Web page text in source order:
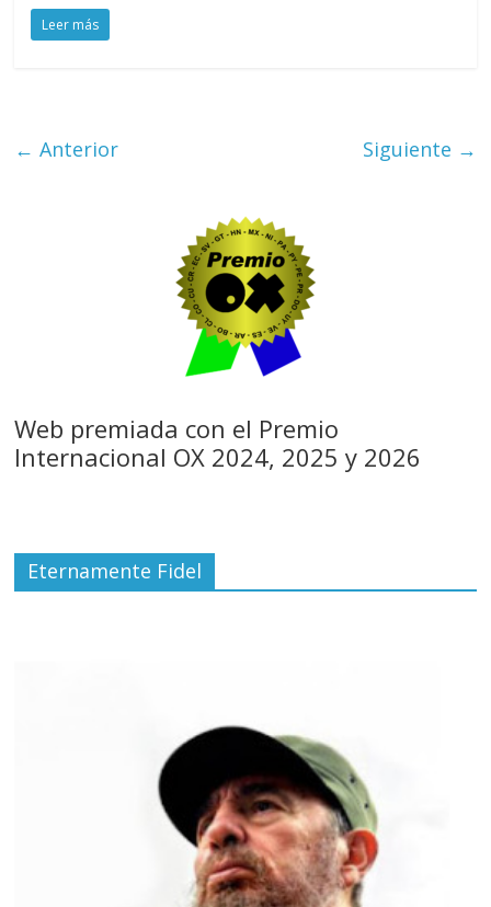
Leer más
← Anterior Siguiente →
Web premiada con el Premio
Internacional OX 2024, 2025 y 2026
Eternamente Fidel